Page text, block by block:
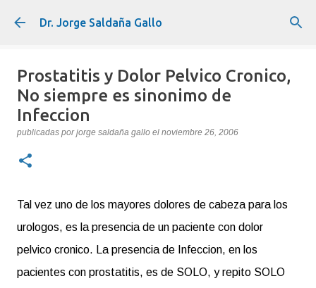
Ir al contenido principal
Dr. Jorge Saldaña Gallo
Prostatitis y Dolor Pelvico Cronico,
No siempre es sinonimo de
Infeccion
publicadas porjorge saldaña gallo el noviembre 26, 2006
Tal vez uno de los mayores dolores de cabeza para los
urologos, es la presencia de un paciente con dolor
pelvico cronico. La presencia de Infeccion, en los
pacientes con prostatitis, es de SOLO, y repito SOLO